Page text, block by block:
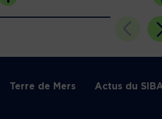
Terre de Mers Actus du